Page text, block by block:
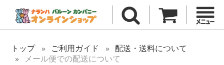
トップ ご利用ガイド
配送・送料について
メール便での配送について